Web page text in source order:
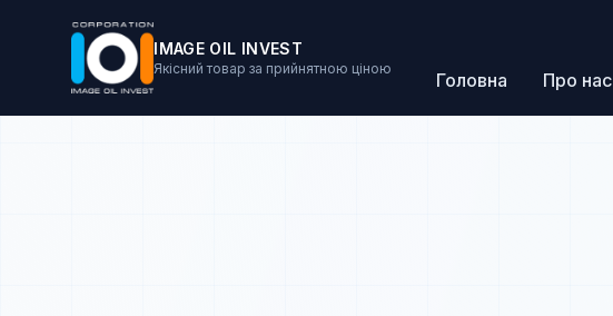
IMAGE OIL INVEST
Якісний товар за прийнятною ціною
Головна Про нас